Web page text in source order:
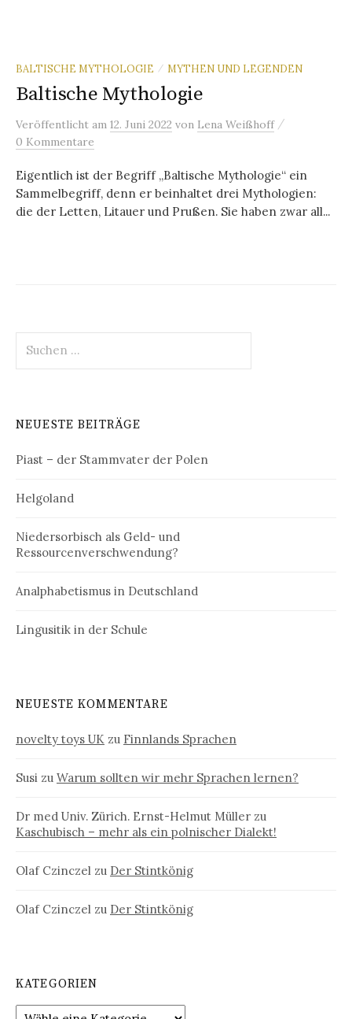
BALTISCHE MYTHOLOGIE / MYTHEN UND LEGENDEN
Baltische Mythologie
Veröffentlicht am 12. Juni 2022 von Lena Weißhoff /
0 Kommentare
Eigentlich ist der Begriff „Baltische Mythologie“ ein
Sammelbegriff, denn er beinhaltet drei Mythologien:
die der Letten, Litauer und Prußen. Sie haben zwar all...
nach:
NEUESTE BEITRÄGE
Piast – der Stammvater der Polen
Helgoland
Niedersorbisch als Geld- und
Ressourcenverschwendung?
Analphabetismus in Deutschland
Lingusitik in der Schule
NEUESTE KOMMENTARE
novelty toys UK zu Finnlands Sprachen
Susi zu Warum sollten wir mehr Sprachen lernen?
Dr med Univ. Zürich. Ernst-Helmut Müller zu
Kaschubisch – mehr als ein polnischer Dialekt!
Olaf Czinczel zu Der Stintkönig
Olaf Czinczel zu Der Stintkönig
KATEGORIEN